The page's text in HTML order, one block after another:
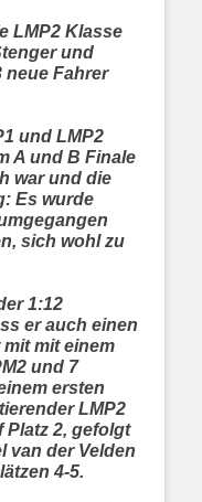
LMP2 Klasse
und
neue Fahrer
und LMP2
A und B Finale
war und die
Es wurde
sich wohl zu
1:12
er auch einen
mit einem
und 7
ersten
LMP2
Platz 2, gefolgt
van der Velden
4-5.